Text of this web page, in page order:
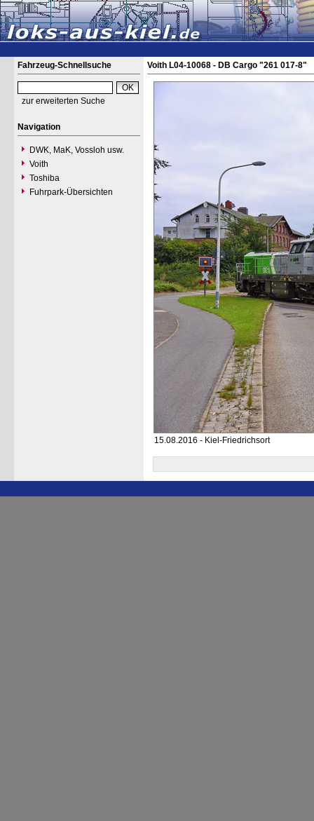
Fahrzeug-Schnellsuche
zur erweiterten Suche
Navigation
DWK, MaK, Vossloh usw.
Voith
Toshiba
Fuhrpark-Übersichten
Voith L04-10068 - DB Cargo "261 017-8"
15.08.2016 - Kiel-Friedrichsort